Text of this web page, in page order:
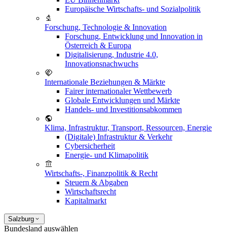
Europäische Wirtschafts- und Sozialpolitik
Forschung, Technologie & Innovation
Forschung, Entwicklung und Innovation in
Österreich & Europa
Digitalisierung, Industrie 4.0,
Innovationsnachwuchs
Internationale Beziehungen & Märkte
Fairer internationaler Wettbewerb
Globale Entwicklungen und Märkte
Handels- und Investitionsabkommen
Klima, Infrastruktur, Transport, Ressourcen, Energie
(Digitale) Infrastruktur & Verkehr
Cybersicherheit
Energie- und Klimapolitik
Wirtschafts-, Finanzpolitik & Recht
Steuern & Abgaben
Wirtschaftsrecht
Kapitalmarkt
Salzburg
Bundesland auswählen